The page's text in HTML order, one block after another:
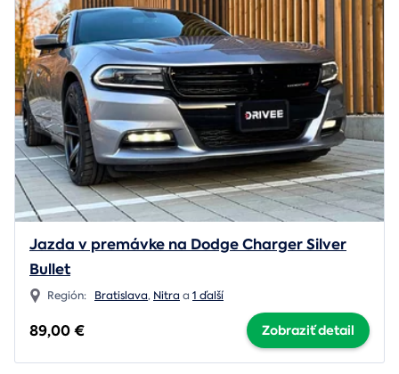
Jazda v premávke na Dodge Charger Silver
Bullet
Región: Bratislava, Nitra a 1 ďalší
89,00 € Zobraziť detail